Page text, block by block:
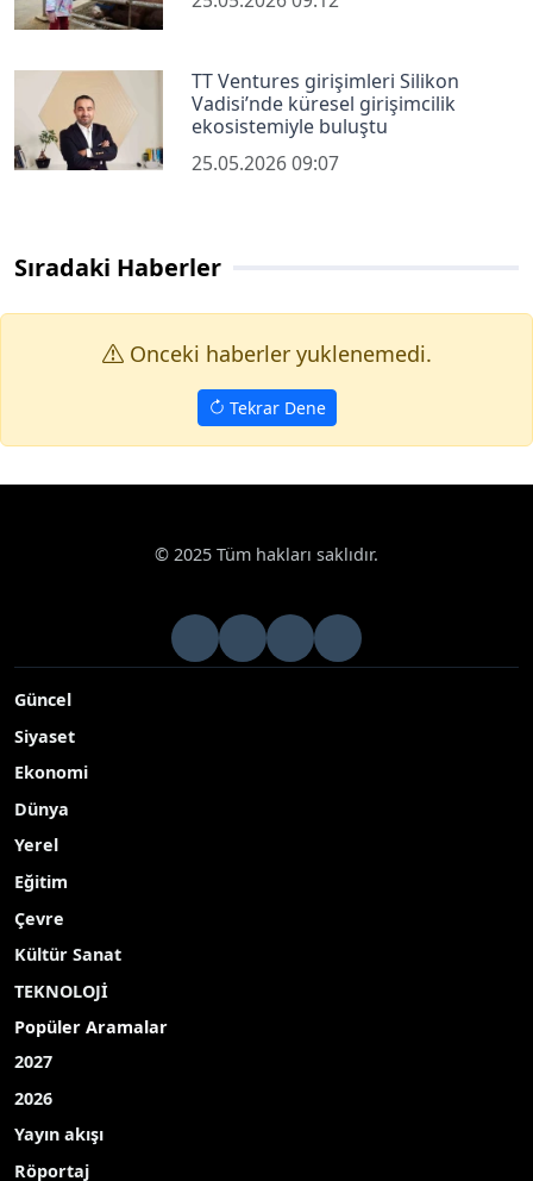
TT Ventures girişimleri Silikon
Vadisi’nde küresel girişimcilik
ekosistemiyle buluştu
25.05.2026 09:07
Sıradaki Haberler
Onceki haberler yuklenemedi.
Tekrar Dene
Ekonomi Avrupa fuarcılığının kalbi İzmir’de atacak
İzmir, 52 yıl aradan sonra yeniden UFI Avrupa Konferansı’na
ev sahipliği yapacak
Yayınlanma Tarihi: 25.05.2026 09:46
İzmir, 52 yıl aradan sonra yeniden UFI Avrupa